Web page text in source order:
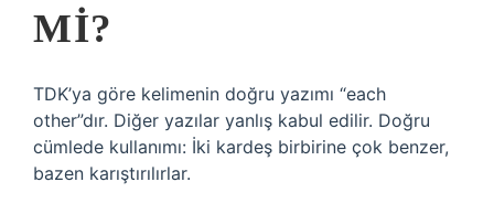
MI?
TDK’ya göre kelimenin doğru yazımı “each
other”dır. Diğer yazılar yanlış kabul edilir. Doğru
cümlede kullanımı: İki kardeş birbirine çok benzer,
bazen karıştırılırlar.